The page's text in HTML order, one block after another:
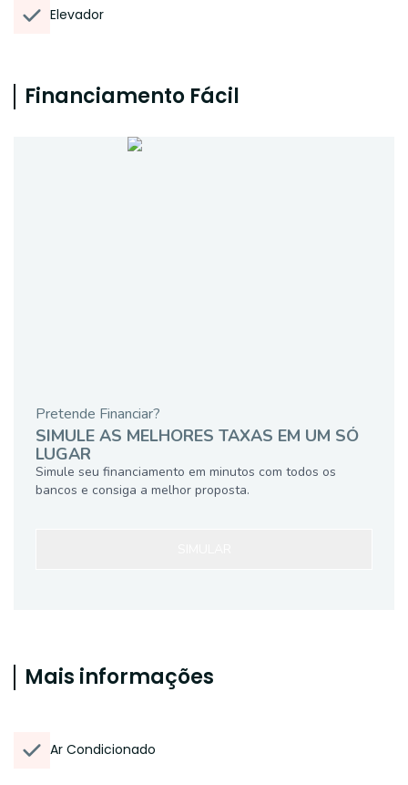
Elevador
Financiamento Fácil
Pretende Financiar?
SIMULE AS MELHORES TAXAS EM UM SÓ
LUGAR
Simule seu financiamento em minutos com todos os
bancos e consiga a melhor proposta.
Mais informações
Ar Condicionado